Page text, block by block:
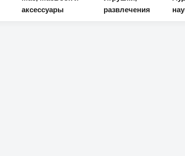
аксессуары
развлечения